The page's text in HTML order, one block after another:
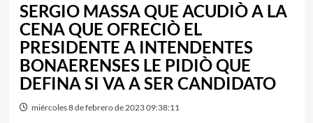
SERGIO MASSA QUE ACUDIÒ A LA
CENA QUE OFRECIÒ EL
PRESIDENTE A INTENDENTES
BONAERENSES LE PIDIÒ QUE
DEFINA SI VA A SER CANDIDATO
miércoles 8 de febrero de 2023 09:38:11